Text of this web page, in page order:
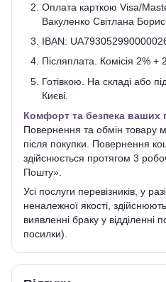
Оплата карткою Visa/
Вакуленко Світлана
IBAN:
Післяплата. Комісія 2% +
Готівкою. На складі або
Києві.
Комфорт та безпека ваших
Повернення та обмін товару
після покупки. Повернення
здійснюється протягом 3
Пошту».
Усі послуги перевізників, у
неналежної якості,
виявленні браку у відділенні
посилки).